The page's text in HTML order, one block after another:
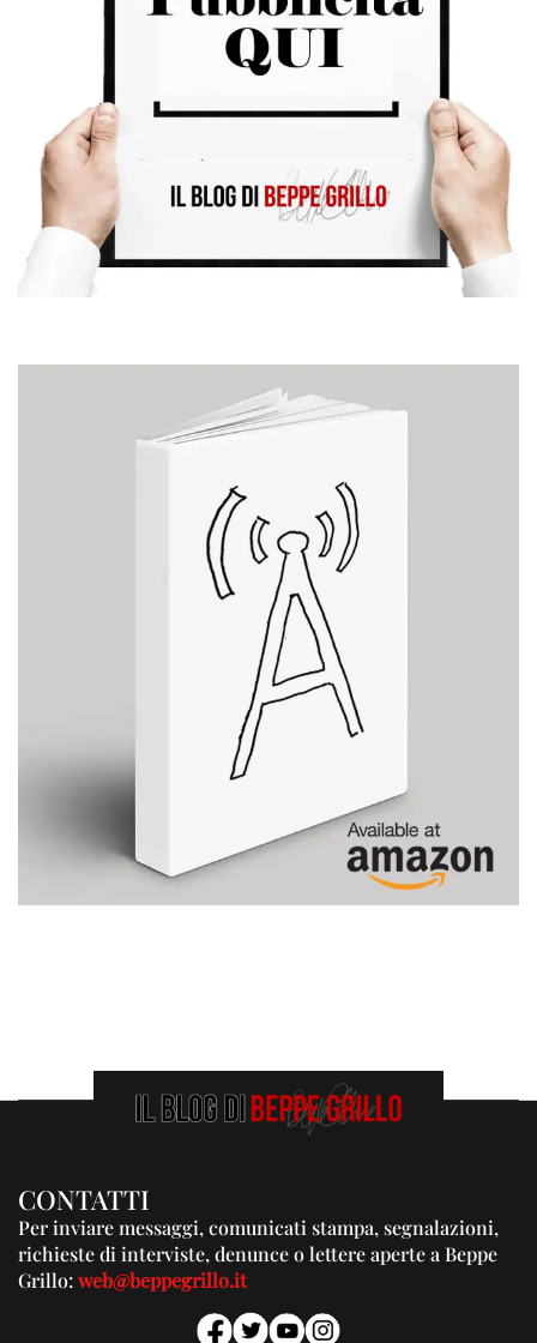
CONTATTI
Per inviare messaggi, comunicati stampa, segnalazioni,
richieste di interviste, denunce o lettere aperte a Beppe
Grillo:web@beppegrillo.it